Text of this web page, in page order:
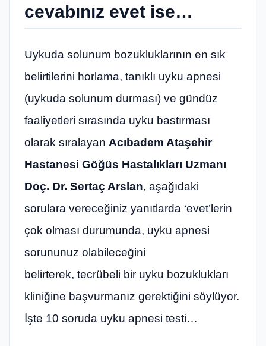
cevabınız evet ise…
Uykuda solunum bozukluklarının en sık
belirtilerini horlama, tanıklı uyku apnesi
(uykuda solunum durması) ve gündüz
faaliyetleri sırasında uyku bastırması
olarak sıralayan Acıbadem Ataşehir
Hastanesi Göğüs Hastalıkları Uzmanı
Doç. Dr. Sertaç Arslan, aşağıdaki
sorulara vereceğiniz yanıtlarda ‘evet’lerin
çok olması durumunda, uyku apnesi
sorununuz olabileceğini
belirterek, tecrübeli bir uyku bozuklukları
kliniğine başvurmanız gerektiğini söylüyor.
İşte 10 soruda uyku apnesi testi…